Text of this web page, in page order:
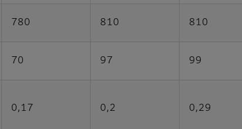
780 810 810
70 97 99
0,17 0,2 0,29